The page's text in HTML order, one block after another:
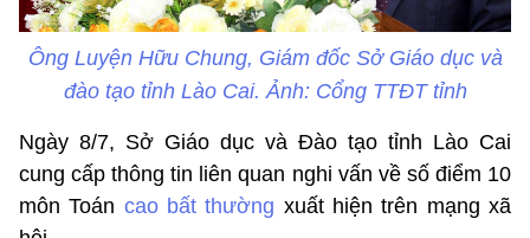
Ông Luyện Hữu Chung, Giám đốc Sở Giáo dục và
đào tạo tỉnh Lào Cai. Ảnh: Cổng TTĐT tỉnh
Ngày 8/7, Sở Giáo dục và Đào tạo tỉnh Lào Cai
cung cấp thông tin liên quan nghi vấn về số điểm 10
môn Toán cao bất thường xuất hiện trên mạng xã